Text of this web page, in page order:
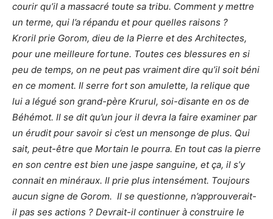
courir qu’il a massacré toute sa tribu. Comment y mettre
un terme, qui l’a répandu et pour quelles raisons ?
Kroril prie Gorom, dieu de la Pierre et des Architectes,
pour une meilleure fortune. Toutes ces blessures en si
peu de temps, on ne peut pas vraiment dire qu’il soit béni
en ce moment. Il serre fort son amulette, la relique que
lui a légué son grand-père Krurul, soi-disante en os de
Béhémot. Il se dit qu’un jour il devra la faire examiner par
un érudit pour savoir si c’est un mensonge de plus. Qui
sait, peut-être que Mortain le pourra. En tout cas la pierre
en son centre est bien une jaspe sanguine, et ça, il s’y
connait en minéraux. Il prie plus intensément. Toujours
aucun signe de Gorom. Il se questionne, n’approuverait-
il pas ses actions ? Devrait-il continuer à construire le